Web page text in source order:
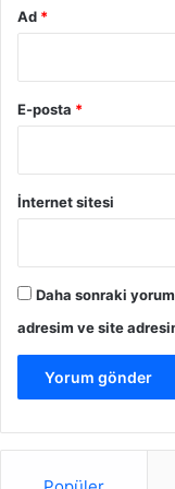
Ad *
E-posta *
İnternet sitesi
Daha sonraki
adresim ve site